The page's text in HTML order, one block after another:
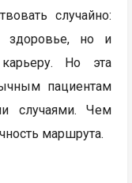
случайно:
здоровье, но и
Но эта
пациентам
случаями. Чем
маршрута.